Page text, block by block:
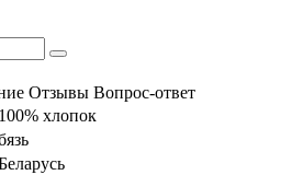
Отзывы Вопрос-ответ
100% хлопок